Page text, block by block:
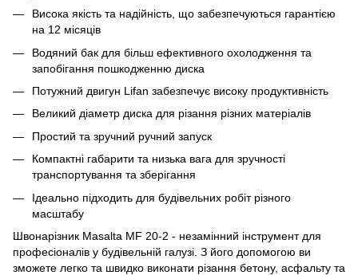
Висока якість та надійність, що забезпечуються гарантією
на 12 місяців
Водяний бак для більш ефективного охолодження та
запобігання пошкодженню диска
Потужний двигун Lifan забезпечує високу продуктивність
Великий діаметр диска для різання різних матеріалів
Простий та зручний ручний запуск
Компактні габарити та низька вага для зручності
транспортування та зберігання
Ідеально підходить для будівельних робіт різного
масштабу
Швонарізник Masalta MF 20-2 - незамінний інструмент для
професіоналів у будівельній галузі. З його допомогою ви
зможете легко та швидко виконати різання бетону, асфальту та